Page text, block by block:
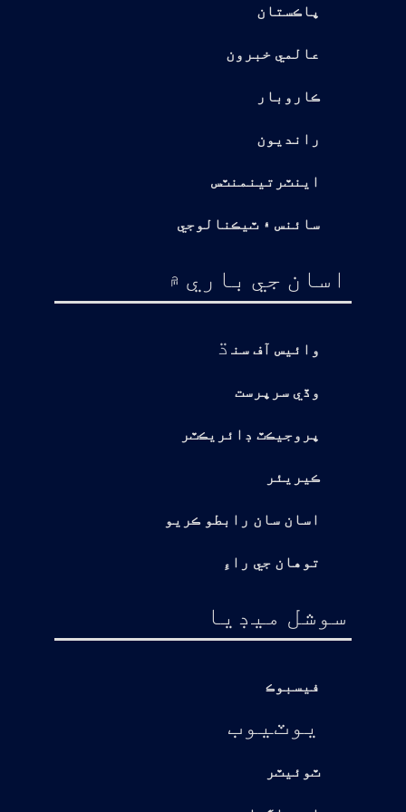
پاڪستان
عالمي خبرون
ڪاروبار
رانديون
اينٽرتينمنٽس
سائنس ۽ ٽيڪنالوجي
اسان جي باري ۾
وائيس آف سن ڌ
وڏي سرپرست
پروجيڪٽ ڊائريڪٽر
ڪيريئر
اسان سان رابطو ڪريو
توهان جي راءِ
سوشل ميڊيا
فيسبوڪ
يوٽيوب
ٽوئيٽر